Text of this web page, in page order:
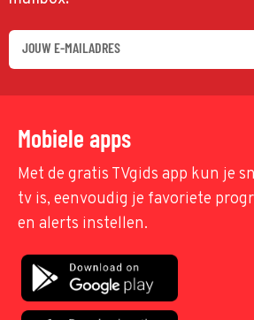
Mobiele apps
Met de gratis TVgids app kun je
tv is, eenvoudig je favoriete
en alerts instellen.